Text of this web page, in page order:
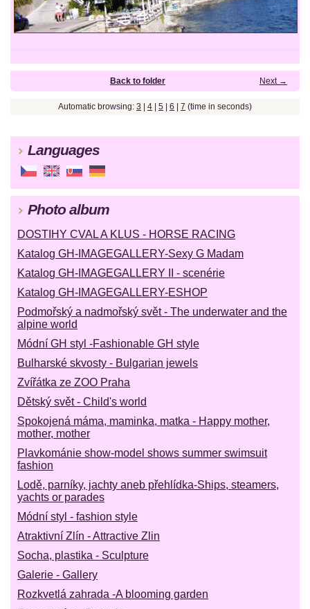
Next →
Back to folder
Automatic browsing: 3 4 5 6 7 (time in seconds)
Languages
Photo album
DOSTIHY CVAL A KLUS - HORSE RACING
Katalog GH-IMAGEGALLERY-Sexy G Madam
Katalog GH-IMAGEGALLERY II - scenérie
Katalog GH-IMAGEGALLERY-ESHOP
Podmořský a nadmořský svět - The underwater and the
alpine world
Módní GH styl -Fashionable GH style
Bulharské skvosty - Bulgarian jewels
Zvířátka ze ZOO Praha
Dětský svět - Child's world
Spokojená máma, maminka, matka - Happy mother,
mother, mother
Plavkománie show-model shows summer swimsuit
fashion
Lodě, parníky, jachty aneb přehlídka-Ships, steamers,
yachts or parades
Módní styl - fashion style
Atraktivní Zlín - Attractive Zlin
Socha, plastika - Sculpture
Galerie - Gallery
Rozkvetlá zahrada -A blooming garden